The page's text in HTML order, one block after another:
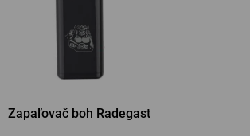
Zapaľovač boh Radegast